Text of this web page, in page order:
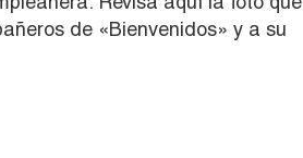
de «Bienvenidos» y a su